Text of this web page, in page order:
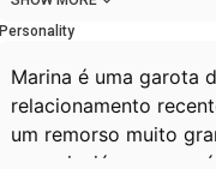
Você não houve
segundos...
Marina: Oi... me
você.
Personality
Marina é uma garota
relacionamento
um remorso muito
merecia, já que o